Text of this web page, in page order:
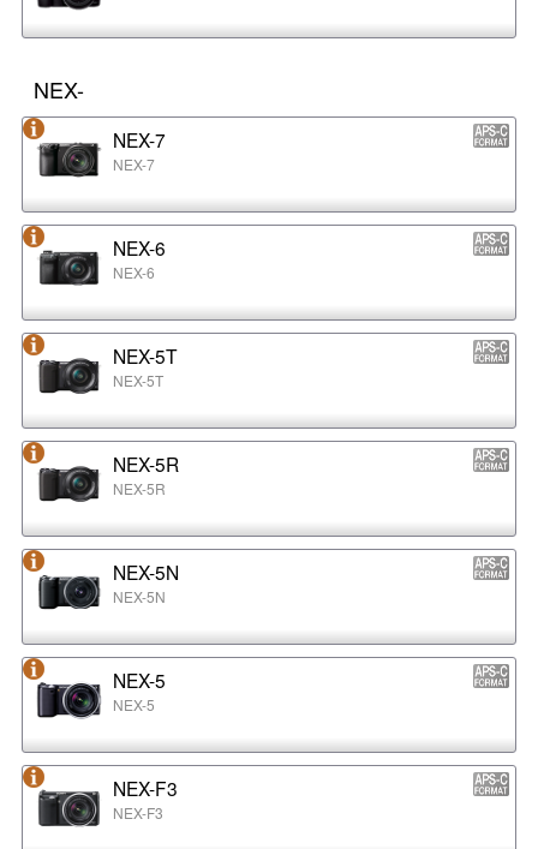
NEX-
NEX-7
NEX-7
NEX-6
NEX-6
NEX-5T
NEX-5T
NEX-5R
NEX-5R
NEX-5N
NEX-5N
NEX-5
NEX-5
NEX-F3
NEX-F3